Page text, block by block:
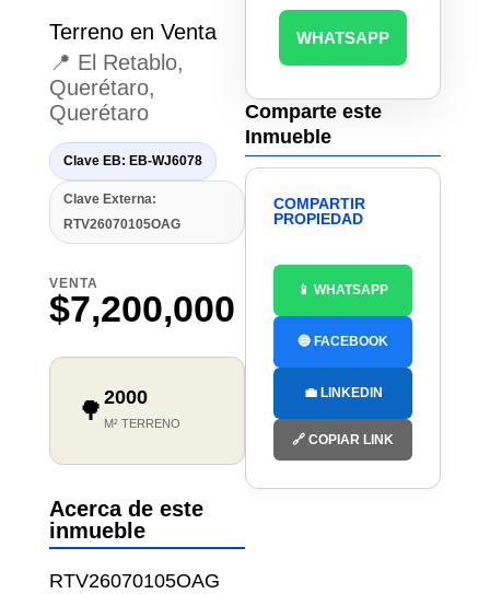
Terreno en Venta
📍 El Retablo,
Querétaro,
Querétaro
Clave EB: EB-WJ6078
Clave Externa:
RTV26070105OAG
VENTA
$7,200,000
🌳 2000
M² TERRENO
Acerca de este
inmueble
RTV26070105OAG
WHATSAPP
Comparte este
Inmueble
COMPARTIR
PROPIEDAD
📱 WHATSAPP
🔵 FACEBOOK
💼 LINKEDIN
🔗 COPIAR LINK